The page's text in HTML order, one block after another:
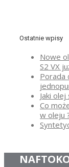
Ostatnie wpisy
Nowe
S2 VX
Porada
Jaki
Co
w oleju